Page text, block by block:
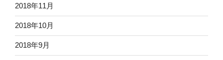
2018年11月
2018年10月
2018年9月